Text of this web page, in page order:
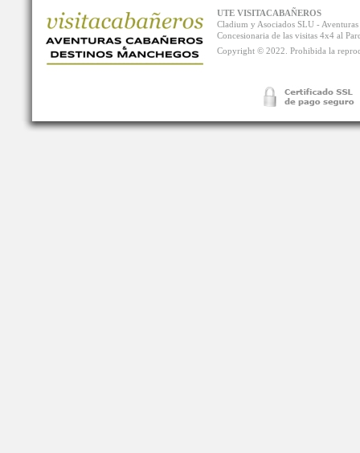
UTE VISITACABAÑEROS
Cladium y Asociados SLU -
Concesionaria de las visitas 4x4 al
Copyright © 2022. Prohibida la